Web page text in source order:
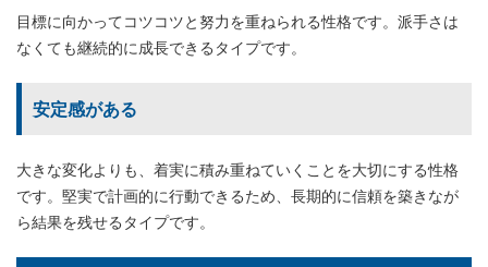
目標に向かってコツコツと努力を重ねられる性格です。派手さは
なくても継続的に成長できるタイプです。
安定感がある
大きな変化よりも、着実に積み重ねていくことを大切にする性格
です。堅実で計画的に行動できるため、長期的に信頼を築きなが
ら結果を残せるタイプです。